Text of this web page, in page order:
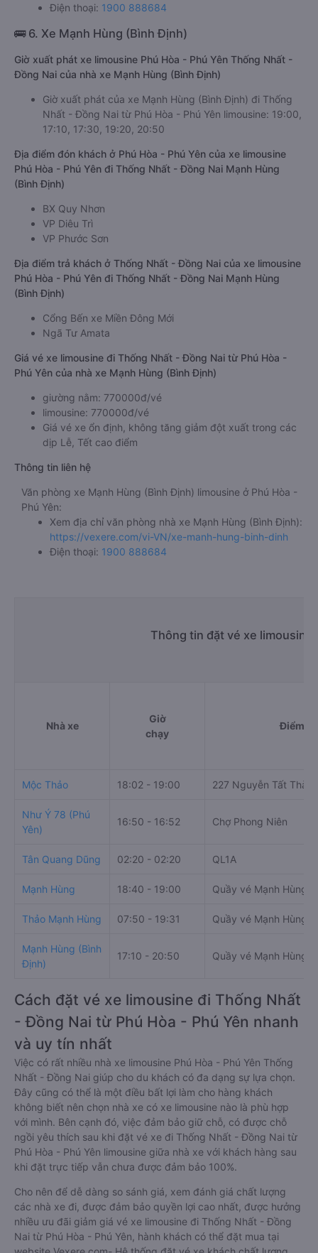
Điện thoại: 1900 888684
🚌 6. Xe Mạnh Hùng (Bình Định)
Giờ xuất phát xe limousine Phú Hòa - Phú Yên Thống Nhất -
Đồng Nai của nhà xe Mạnh Hùng (Bình Định)
Giờ xuất phát của xe Mạnh Hùng (Bình Định) đi Thống
Nhất - Đồng Nai từ Phú Hòa - Phú Yên limousine: 19:00,
17:10, 17:30, 19:20, 20:50
Địa điểm đón khách ở Phú Hòa - Phú Yên của xe limousine
Phú Hòa - Phú Yên đi Thống Nhất - Đồng Nai Mạnh Hùng
(Bình Định)
BX Quy Nhơn
VP Diêu Trì
VP Phước Sơn
Địa điểm trả khách ở Thống Nhất - Đồng Nai của xe limousine
Phú Hòa - Phú Yên đi Thống Nhất - Đồng Nai Mạnh Hùng
(Bình Định)
Cổng Bến xe Miền Đông Mới
Ngã Tư Amata
Giá vé xe limousine đi Thống Nhất - Đồng Nai từ Phú Hòa -
Phú Yên của nhà xe Mạnh Hùng (Bình Định)
giường nằm: 770000đ/vé
limousine: 770000đ/vé
Giá vé xe ổn định, không tăng giảm đột xuất trong các
dịp Lễ, Tết cao điểm
Thông tin liên hệ
Văn phòng xe Mạnh Hùng (Bình Định) limousine ở Phú Hòa -
Phú Yên:
Xem địa chỉ văn phòng nhà xe Mạnh Hùng (Bình Định):
https://vexere.com/vi-VN/xe-manh-hung-binh-dinh
Điện thoại: 1900 888684
Thông tin đặt vé xe limousine
Nhà xe
Giờ
chạy
Điểm đi
Mộc Thảo 18:02 - 19:00 227 Nguyễn Tất Thành
Như Ý 78 (Phú
Yên)
16:50 - 16:52 Chợ Phong Niên
Tân Quang Dũng 02:20 - 02:20 QL1A
Mạnh Hùng 18:40 - 19:00 Quầy vé Mạnh Hùng,
Thảo Mạnh Hùng 07:50 - 19:31 Quầy vé Mạnh Hùng,
Mạnh Hùng (Bình
Định)
17:10 - 20:50 Quầy vé Mạnh Hùng,
Cách đặt vé xe limousine đi Thống Nhất
- Đồng Nai từ Phú Hòa - Phú Yên nhanh
và uy tín nhất
Việc có rất nhiều nhà xe limousine Phú Hòa - Phú Yên Thống
Nhất - Đồng Nai giúp cho du khách có đa dạng sự lựa chọn.
Đây cũng có thể là một điều bất lợi làm cho hàng khách
không biết nên chọn nhà xe có xe limousine nào là phù hợp
với mình. Bên cạnh đó, việc đảm bảo giữ chỗ, có được chỗ
ngồi yêu thích sau khi đặt vé xe đi Thống Nhất - Đồng Nai từ
Phú Hòa - Phú Yên limousine giữa nhà xe với khách hàng sau
khi đặt trực tiếp vẫn chưa được đảm bảo 100%.
Cho nên để dễ dàng so sánh giá, xem đánh giá chất lượng
các nhà xe đi, được đảm bảo quyền lợi cao nhất, được hưởng
nhiều ưu đãi giảm giá vé xe limousine đi Thống Nhất - Đồng
Nai từ Phú Hòa - Phú Yên, hành khách có thể đặt mua tại